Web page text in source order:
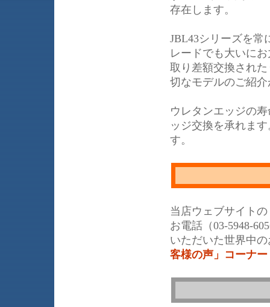
存在します。
JBL43シリーズを常
レードでも大いに
取り差額交換され
切なモデルのご紹
ウレタンエッジの
ッジ交換を承れま
す。
当店ウェブサイトの
お電話（03-5948-
いただいた世界中
客様の声」コーナー